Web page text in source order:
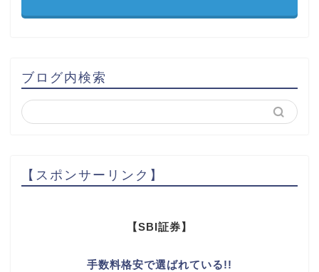
ブログ内検索
【スポンサーリンク】
【SBI証券】
手数料格安で選ばれている!!